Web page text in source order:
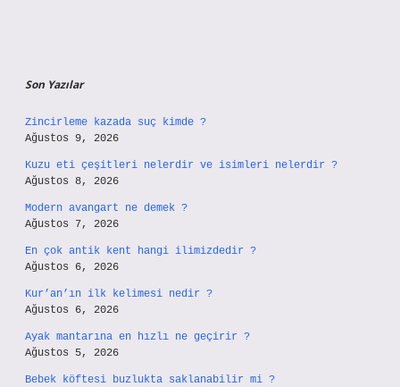
Son Yazılar
Zincirleme kazada suç kimde ?
Ağustos 9, 2026
Kuzu eti çeşitleri nelerdir ve isimleri nelerdir ?
Ağustos 8, 2026
Modern avangart ne demek ?
Ağustos 7, 2026
En çok antik kent hangi ilimizdedir ?
Ağustos 6, 2026
Kur’an’ın ilk kelimesi nedir ?
Ağustos 6, 2026
Ayak mantarına en hızlı ne geçirir ?
Ağustos 5, 2026
Bebek köftesi buzlukta saklanabilir mi ?